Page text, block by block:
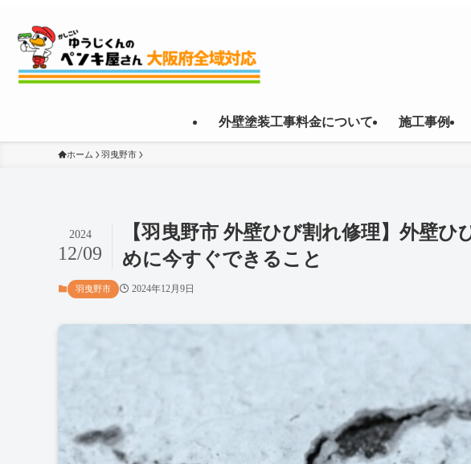
外壁塗装工事料金について 施工事例
ホーム 羽曳野市
【羽曳野市 外壁ひび割れ修理】外壁
めに今すぐできること
2024
12/09
羽曳野市 2024年12月9日